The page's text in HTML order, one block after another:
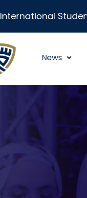
International
News